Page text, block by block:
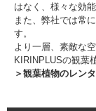
はなく、様々な効
また、弊社では常
す。
より一層、素敵な
KIRINPLUSの観葉
＞観葉植物のレン